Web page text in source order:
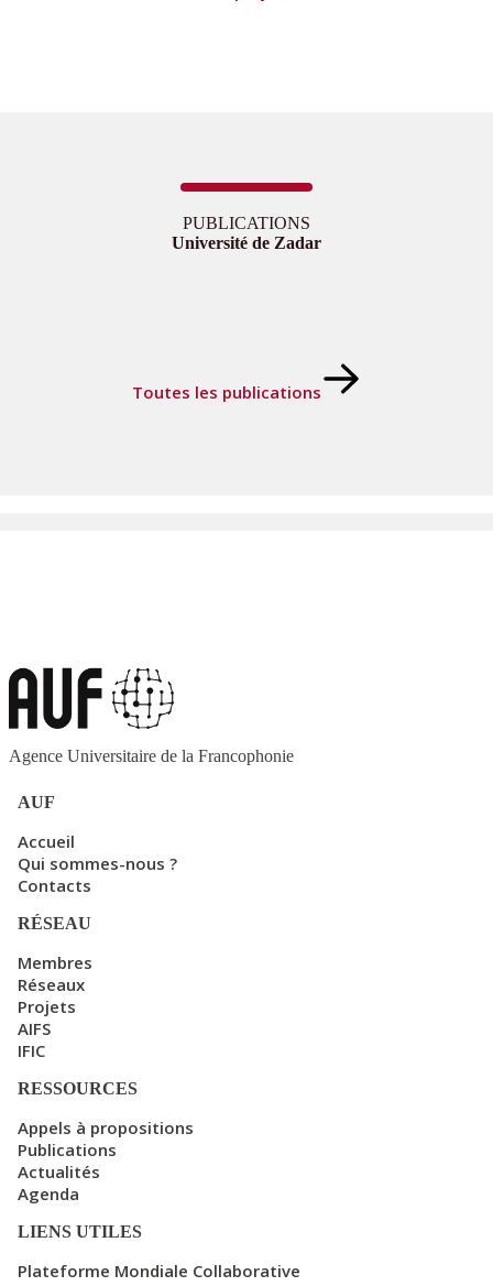
PUBLICATIONS
Université de Zadar
Toutes les publications
Agence Universitaire de la Francophonie
AUF
Accueil
Qui sommes-nous ?
Contacts
RÉSEAU
Membres
Réseaux
Projets
AIFS
IFIC
RESSOURCES
Appels à propositions
Publications
Actualités
Agenda
LIENS UTILES
Plateforme Mondiale Collaborative